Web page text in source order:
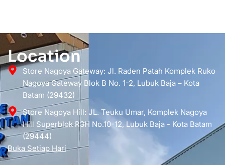
Location
Store Nagoya Gateway: Jl. Raden Patah Komplek Ruko
Nagoya Gateway Blok B No. 1-2, Lubuk Baja – Kota
Batam (29432)
Store Nagoya Hill: JL. Teuku Umar, Komplek Nagoya
Hill Superblok R3H No.10-12, Lubuk Baja - Kota Batam
(29444)
Buka Setiap Hari